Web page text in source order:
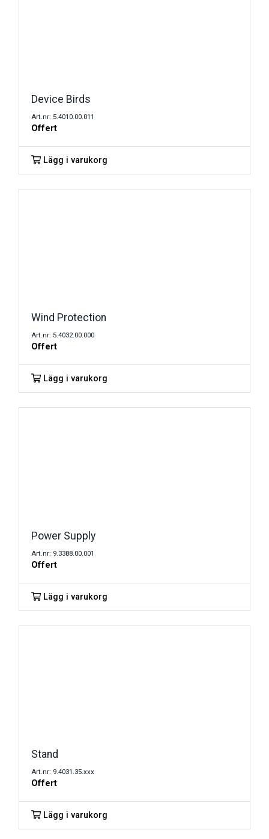
Device Birds
Art.nr: 5.4010.00.011
Offert
Lägg i varukorg
Wind Protection
Art.nr: 5.4032.00.000
Offert
Lägg i varukorg
Power Supply
Art.nr: 9.3388.00.001
Offert
Lägg i varukorg
Stand
Art.nr: 9.4031.35.xxx
Offert
Lägg i varukorg